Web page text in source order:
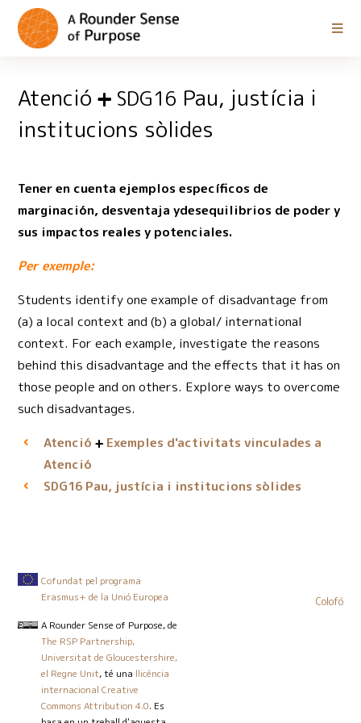
Atenció SDG16 Pau, justícia i
institucions sòlides
Tener en cuenta ejemplos específicos de
marginación, desventaja ydesequilibrios de poder y
sus impactos reales y potenciales.
Per exemple:
Students identify one example of disadvantage from
(a) a local context and (b) a global/ international
context. For each example, investigate the reasons
behind this disadvantage and the effects that it has on
those people and on others. Explore ways to overcome
such disadvantages.
Atenció
Exemples d'activitats vinculades a
Atenció
SDG16Pau, justícia i institucions sòlides
Cofundat pel programa
Erasmus+ de la Unió Europea
A Rounder Sense of Purpose, de
The RSP Partnership,
Universitat de Gloucestershire,
el Regne Unit, té una llicència
internacional Creative
Commons Attribution 4.0. Es
Colofó